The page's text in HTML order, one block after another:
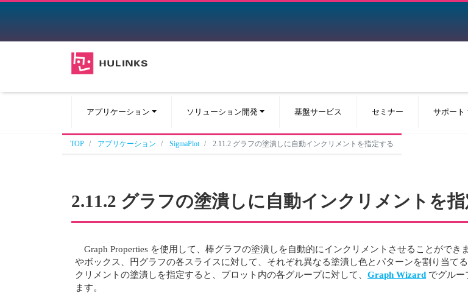
アプリケーション ソリューション開発 基盤サービス セミナー サポート
TOP アプリケーション SigmaPlot 2.11.2 グラフの塗潰しに自動インクリメントを指定する
2.11.2 グラフの塗潰しに自動インクリメントを
Graph Properties を使用して、棒グラフの塗潰しを自動的にインクリメントさせることがで
やボックス、円グラフの各スライスに対して、それぞれ異なる塗潰し色とパターンを割り当て
クリメントの塗潰しを指定すると、プロット内の各グループに対して、Graph Wizard でグルー
ます。